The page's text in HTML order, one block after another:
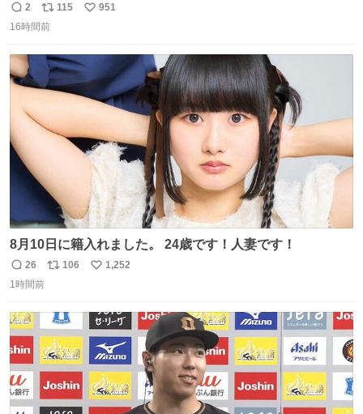
返
信
2
リ
ポ
ト
数
115
い
数
951
16時間前
8月10日に籍入れました。 24歳です！人妻です！
返
信
26
リ
ト
数
106
い
数
1,252
1時間前